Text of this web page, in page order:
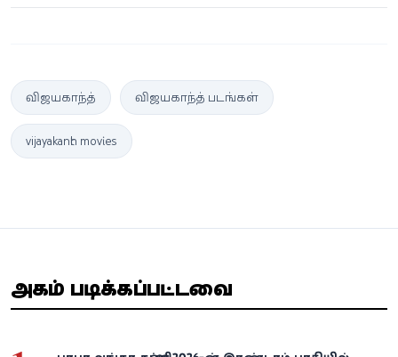
விஜயகாந்த் விஜயகாந்த் படங்கள்
vijayakanth movies
அதிகம் படிக்கப்பட்டவை